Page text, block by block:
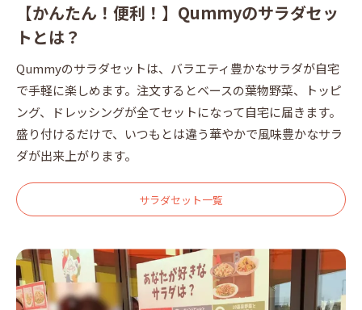
【かんたん！便利！】Qummyのサラダセッ
トとは？
Qummyのサラダセットは、バラエティ豊かなサラダが自宅
で手軽に楽しめます。注文するとベースの葉物野菜、トッピ
ング、ドレッシングが全てセットになって自宅に届きます。
盛り付けるだけで、いつもとは違う華やかで風味豊かなサラ
ダが出来上がります。
サラダセット一覧